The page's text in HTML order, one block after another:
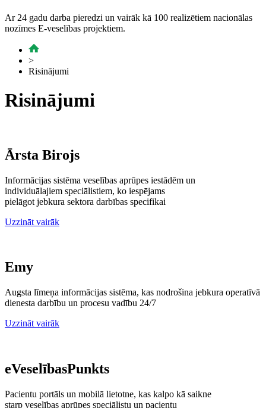
Ar 24 gadu darba pieredzi un vairāk kā 100 realizētiem nacionālas
nozīmes E-veselības projektiem.
>
Risinājumi
Risinājumi
Ārsta Birojs
Informācijas sistēma veselības aprūpes iestādēm un
individuālajiem speciālistiem, ko iespējams
pielāgot jebkura sektora darbības specifikai
Uzzināt vairāk
Emy
Augsta līmeņa informācijas sistēma, kas nodrošina jebkura operatīvā
dienesta darbību un procesu vadību 24/7
Uzzināt vairāk
eVeselībasPunkts
Pacientu portāls un mobilā lietotne, kas kalpo kā saikne
starp veselības aprūpes speciālistu un pacientu